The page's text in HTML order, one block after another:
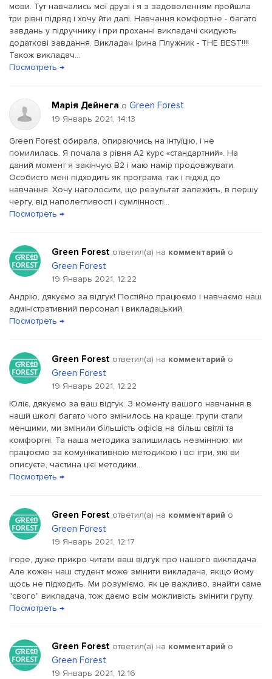
мови. Тут навчались мої друзі і я з задоволенням пройшла
три рівні підряд і хочу йти далі. Навчання комфортне - багато
завдань у підручнику і при проханні викладачі скидують
додаткові завдання. Викладач Ірина Плужник - THE BEST!!!!
Також викладач...
Посмотреть →
Марія Дейнега о Green Forest
19 Январь 2021, 14:13
Green Forest обирала, опираючись на інтуїцію, і не
помилилась. Я почала з рівня А2 курс «стандартний». На
даний момент я закінчую B2 і маю намір продовжувати.
Особисто мені підходить як програма, так і підхід до
навчання. Хочу наголосити, що результат залежить, в першу
чергу, від наполегливості і сумлінності...
Посмотреть →
Green Forest ответил(a) на комментарий о
Green Forest
19 Январь 2021, 12:22
Андрію, дякуємо за відгук! Постійно працюємо і навчаємо наш
адміністративний персонал і викладацький.
Посмотреть →
Green Forest ответил(a) на комментарий о
Green Forest
19 Январь 2021, 12:22
Юліє, дякуємо за ваш відгук. З моменту вашого навчання в
нашй школі багато чого змінилось на краще: групи стали
меншими, ми змінили більшість офісів на більш світлі та
комфортні. Та наша методика залишилась незмінною: ми
працюємо за комунікативною методикою і всі ігри, які ви
описуєте, частина цієї методики...
Посмотреть →
Green Forest ответил(a) на комментарий о
Green Forest
19 Январь 2021, 12:17
Ігоре, дуже прикро читати ваш відгук про нашого викладача.
Але кожен наш студент може змінити викладача, якщо йому
щось не підходить. Ми розуміємо, як це важливо, знайти саме
"свого" викладача, тож даємо всім можливість змінити групу.
Посмотреть →
Green Forest ответил(a) на комментарий о
Green Forest
19 Январь 2021, 12:16